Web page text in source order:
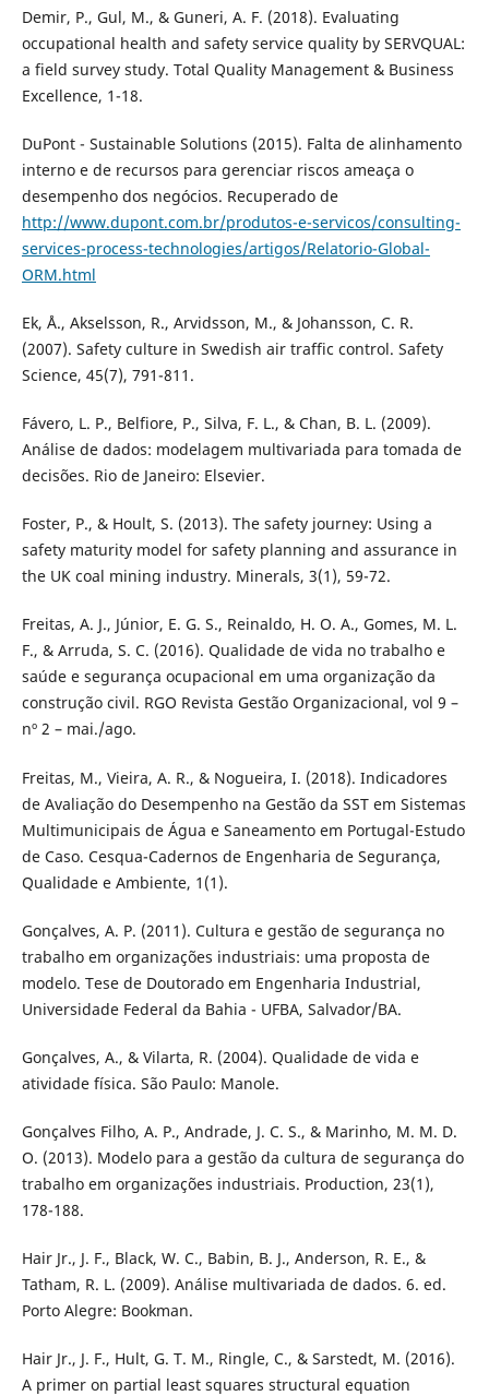
Demir, P., Gul, M., & Guneri, A. F. (2018). Evaluating
occupational health and safety service quality by SERVQUAL:
a field survey study. Total Quality Management & Business
Excellence, 1-18.
DuPont - Sustainable Solutions (2015). Falta de alinhamento
interno e de recursos para gerenciar riscos ameaça o
desempenho dos negócios. Recuperado de
http://www.dupont.com.br/produtos-e-servicos/consulting-
services-process-technologies/artigos/Relatorio-Global-
ORM.html
Ek, Å., Akselsson, R., Arvidsson, M., & Johansson, C. R.
(2007). Safety culture in Swedish air traffic control. Safety
Science, 45(7), 791-811.
Fávero, L. P., Belfiore, P., Silva, F. L., & Chan, B. L. (2009).
Análise de dados: modelagem multivariada para tomada de
decisões. Rio de Janeiro: Elsevier.
Foster, P., & Hoult, S. (2013). The safety journey: Using a
safety maturity model for safety planning and assurance in
the UK coal mining industry. Minerals, 3(1), 59-72.
Freitas, A. J., Júnior, E. G. S., Reinaldo, H. O. A., Gomes, M. L.
F., & Arruda, S. C. (2016). Qualidade de vida no trabalho e
saúde e segurança ocupacional em uma organização da
construção civil. RGO Revista Gestão Organizacional, vol 9 –
nº 2 – mai./ago.
Freitas, M., Vieira, A. R., & Nogueira, I. (2018). Indicadores
de Avaliação do Desempenho na Gestão da SST em Sistemas
Multimunicipais de Água e Saneamento em Portugal-Estudo
de Caso. Cesqua-Cadernos de Engenharia de Segurança,
Qualidade e Ambiente, 1(1).
Gonçalves, A. P. (2011). Cultura e gestão de segurança no
trabalho em organizações industriais: uma proposta de
modelo. Tese de Doutorado em Engenharia Industrial,
Universidade Federal da Bahia - UFBA, Salvador/BA.
Gonçalves, A., & Vilarta, R. (2004). Qualidade de vida e
atividade física. São Paulo: Manole.
Gonçalves Filho, A. P., Andrade, J. C. S., & Marinho, M. M. D.
O. (2013). Modelo para a gestão da cultura de segurança do
trabalho em organizações industriais. Production, 23(1),
178-188.
Hair Jr., J. F., Black, W. C., Babin, B. J., Anderson, R. E., &
Tatham, R. L. (2009). Análise multivariada de dados. 6. ed.
Porto Alegre: Bookman.
Hair Jr., J. F., Hult, G. T. M., Ringle, C., & Sarstedt, M. (2016).
A primer on partial least squares structural equation